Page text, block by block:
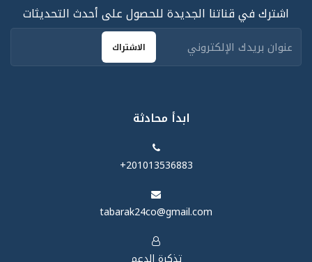
اشترك في قناتنا الجديدة للحصول على أحدث التحديثات
الاشتراك
ابدأ محادثة
‪+201013536883‬
tabarak24co@gmail.com